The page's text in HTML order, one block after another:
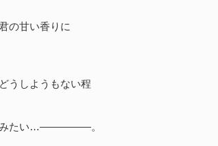
の甘い香りに
うしようもない程
みたい…―――――。